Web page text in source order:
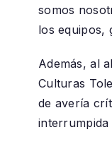
somos
los equipos,
Además, al
Culturas
de avería